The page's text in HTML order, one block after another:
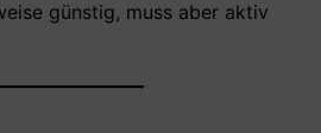
günstig, muss aber aktiv